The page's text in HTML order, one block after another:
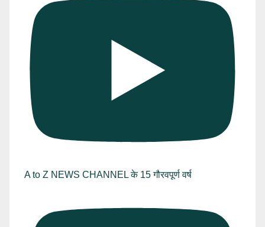
A to Z NEWS CHANNEL के 15 गौरवपूर्ण वर्ष